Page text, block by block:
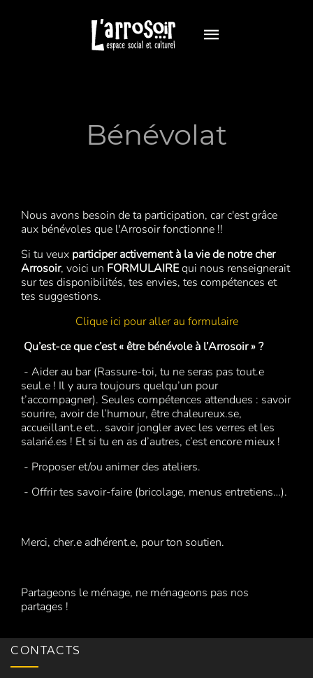
Bénévolat
Nous avons besoin de ta participation, car c'est grâce
aux bénévoles que l'Arrosoir fonctionne !!
Si tu veux participer activement à la vie de notre cher
Arrosoir, voici un FORMULAIREqui nous renseignerait
sur tes disponibilités, tes envies, tes compétences et
tes suggestions.
Clique ici pour aller au formulaire
Qu’est-ce que c’est « être bénévole à l’Arrosoir » ?
- Aider au bar (Rassure-toi, tu ne seras pas tout.e
seul.e ! Il y aura toujours quelqu’un pour
t’accompagner). Seules compétences attendues : savoir
sourire, avoir de l’humour, être chaleureux.se,
accueillant.e et... savoir jongler avec les verres et les
salarié.es ! Et si tu en as d’autres, c’est encore mieux !
- Proposer et/ou animer des ateliers.
- Offrir tes savoir-faire (bricolage, menus entretiens…).
Merci, cher.e adhérent.e, pour ton soutien.
Partageons le ménage, ne ménageons pas nos
partages !
CONTACTS